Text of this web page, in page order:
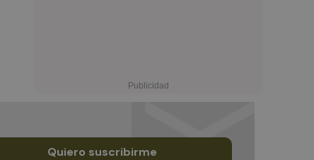
Quiero suscribirme